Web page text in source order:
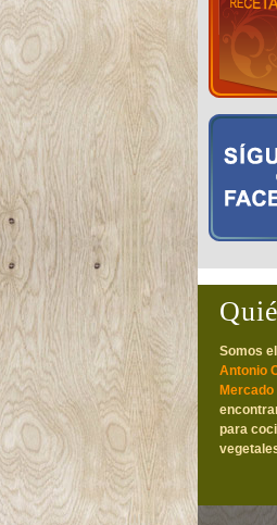
Somos
Antonio
Mercado
para